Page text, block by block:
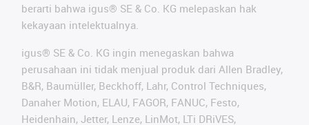
berarti bahwa igus® SE & Co. KG melepaskan hak
kekayaan intelektualnya.
igus® SE & Co. KG ingin menegaskan bahwa
perusahaan ini tidak menjual produk dari Allen Bradley,
B&R, Baumüller, Beckhoff, Lahr, Control Techniques,
Danaher Motion, ELAU, FAGOR, FANUC, Festo,
Heidenhain, Jetter, Lenze, LinMot, LTi DRiVES,